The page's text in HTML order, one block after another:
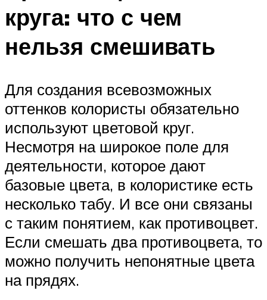
круга: что с чем
нельзя смешивать
Для создания всевозможных
оттенков колористы обязательно
используют цветовой круг.
Несмотря на широкое поле для
деятельности, которое дают
базовые цвета, в колористике есть
несколько табу. И все они связаны
с таким понятием, как противоцвет.
Если смешать два противоцвета, то
можно получить непонятные цвета
на прядях.